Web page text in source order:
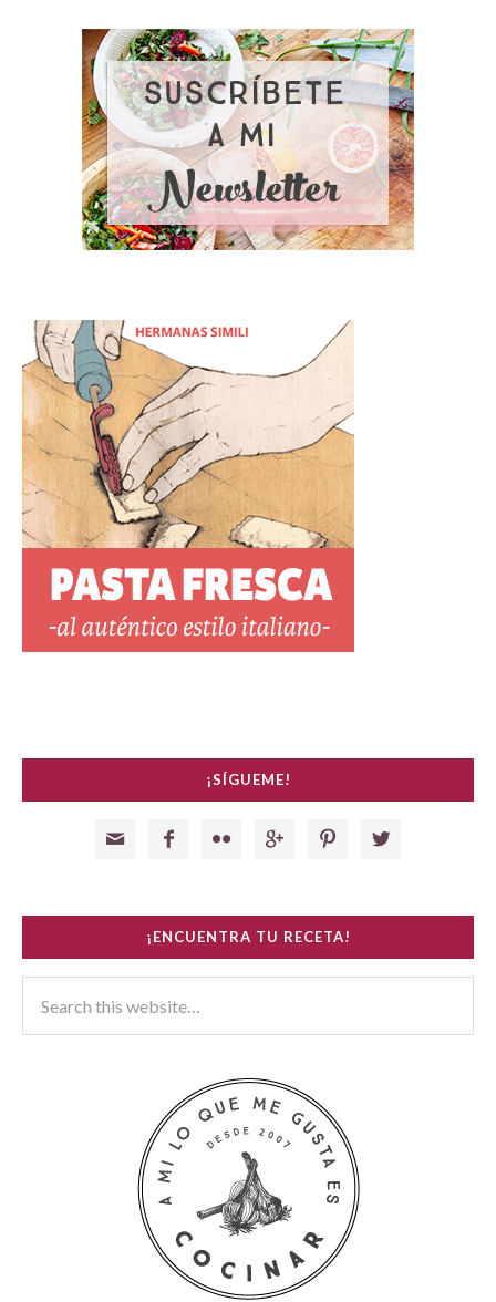
¡SÍGUEME!
     
¡ENCUENTRA TU RECETA!